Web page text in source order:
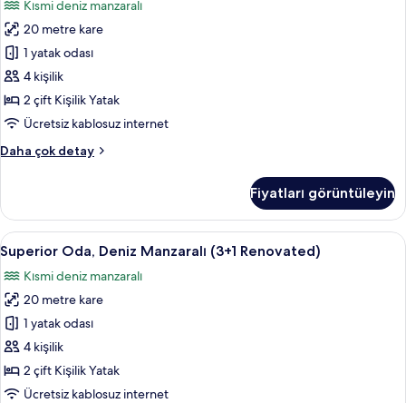
fazla
detay
Deniz
Manzaralı
(2+2
Renovated)
için
tüm
görün
Kısmi deniz manzaralı
20 metre kare
1 yatak odası
4 kişilik
2 çift Kişilik Yatak
Ücretsiz kablosuz internet
Daha çok detay
Superior
(2+2
Renovated)
hakkında
daha
fazla
detay
Fiyatları görüntüleyin
Superior
Oda,
Deniz
Manzaralı
(3+1
Renovated)
için
tüm
Masa, güneşlik/perde, ücretsiz
2
Superior Oda, Deniz Manzaralı (3+1 Renovated)
Kısmi deniz manzaralı
20 metre kare
1 yatak odası
4 kişilik
2 çift Kişilik Yatak
Ücretsiz kablosuz internet